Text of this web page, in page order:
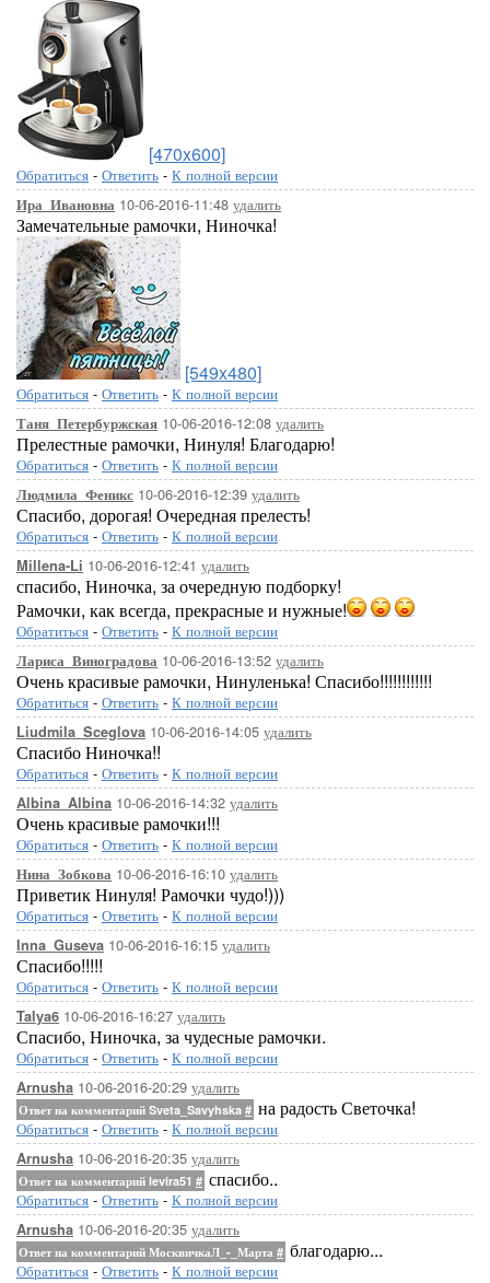
[470x600]
Обратиться - Ответить - К полной версии
Ира_Ивановна 10-06-2016-11:48 удалить
Замечательные рамочки, Ниночка!
[549x480]
Обратиться - Ответить - К полной версии
Таня_Петербуржская 10-06-2016-12:08 удалить
Прелестные рамочки, Нинуля! Благодарю!
Обратиться - Ответить - К полной версии
Людмила_Феникс 10-06-2016-12:39 удалить
Спасибо, дорогая! Очередная прелесть!
Обратиться - Ответить - К полной версии
Millena-Li 10-06-2016-12:41 удалить
спасибо, Ниночка, за очередную подборку!
Рамочки, как всегда, прекрасные и нужные!
Обратиться - Ответить - К полной версии
Лариса_Виноградова 10-06-2016-13:52 удалить
Очень красивые рамочки, Нинуленька! Спасибо!!!!!!!!!!!!
Обратиться - Ответить - К полной версии
Liudmila_Sceglova 10-06-2016-14:05 удалить
Спасибо Ниночка!!
Обратиться - Ответить - К полной версии
Albina_Albina 10-06-2016-14:32 удалить
Очень красивые рамочки!!!
Обратиться - Ответить - К полной версии
Нина_Зобкова 10-06-2016-16:10 удалить
Приветик Нинуля! Рамочки чудо!)))
Обратиться - Ответить - К полной версии
Inna_Guseva 10-06-2016-16:15 удалить
Спасибо!!!!!
Обратиться - Ответить - К полной версии
Talya6 10-06-2016-16:27 удалить
Спасибо, Ниночка, за чудесные рамочки.
Обратиться - Ответить - К полной версии
Arnusha 10-06-2016-20:29 удалить
Ответ на комментарий Sveta_Savyhska # на радость Светочка!
Обратиться - Ответить - К полной версии
Arnusha 10-06-2016-20:35 удалить
Ответ на комментарий levira51 # спасибо..
Обратиться - Ответить - К полной версии
Arnusha 10-06-2016-20:35 удалить
Ответ на комментарий МосквичкаЛ_-_Марта # благодарю...
Обратиться - Ответить - К полной версии